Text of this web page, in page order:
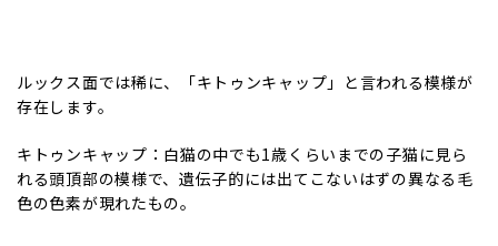
ルックス面では稀に、「キトゥンキャップ」と言われる模様が
存在します。
キトゥンキャップ：白猫の中でも1歳くらいまでの子猫に見ら
れる頭頂部の模様で、遺伝子的には出てこないはずの異なる毛
色の色素が現れたもの。